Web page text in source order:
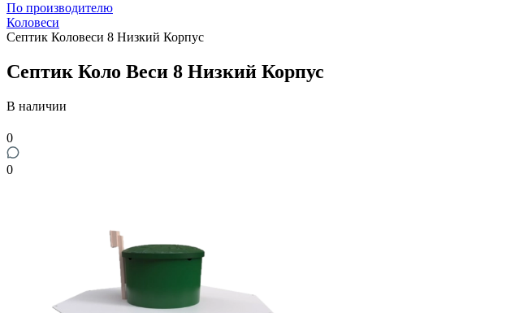
По производителю
Коловеси
Септик Коловеси 8 Низкий Корпус
Септик Коло Веси 8 Низкий Корпус
В наличии
0
0